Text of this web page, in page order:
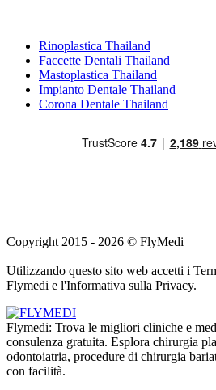
Rinoplastica Thailand
Faccette Dentali Thailand
Mastoplastica Thailand
Impianto Dentale Thailand
Corona Dentale Thailand
Copyright 2015 - 2026 © FlyMedi |
Utilizzando questo sito web accetti i
Flymedi e l'Informativa sulla Privacy.
Flymedi: Trova le migliori cliniche e
consulenza gratuita. Esplora chirurgia
odontoiatria, procedure di chirurgia
con facilità.